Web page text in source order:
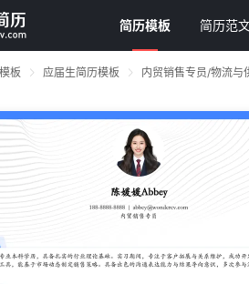
简历模板 简历范
板 应届生简历模板 内贸销售专员/物流与